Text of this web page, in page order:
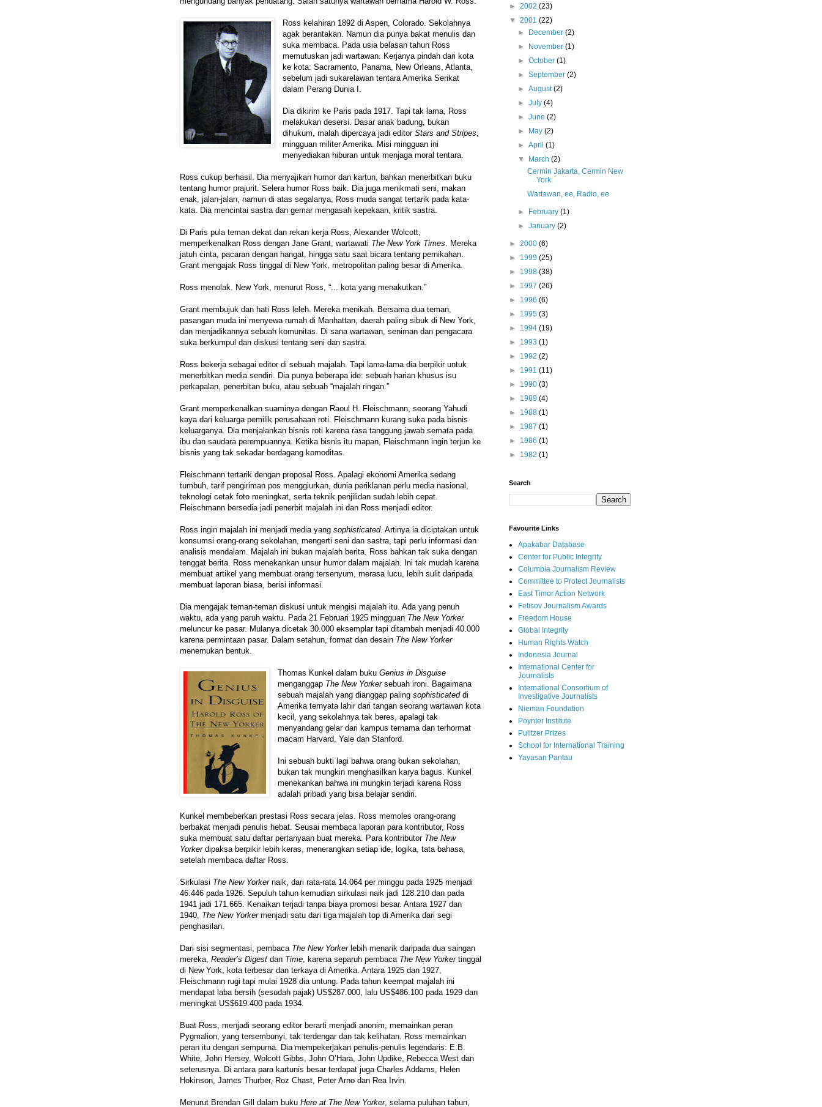
Ross kelahiran 1892 di Aspen, Colorado. Sekolahnya
agak berantakan. Namun dia punya bakat menulis dan
suka membaca. Pada usia belasan tahun Ross
memutuskan jadi wartawan. Kerjanya pindah dari kota
ke kota: Sacramento, Panama, New Orleans, Atlanta,
sebelum jadi sukarelawan tentara Amerika Serikat
dalam Perang Dunia I.
Dia dikirim ke Paris pada 1917. Tapi tak lama, Ross
melakukan desersi. Dasar anak badung, bukan
dihukum, malah dipercaya jadi editorStars and Stripes,
mingguan militer Amerika. Misi mingguan ini
menyediakan hiburan untuk menjaga moral tentara.
Ross cukup berhasil. Dia menyajikan humor dan kartun, bahkan menerbitkan buku
tentang humor prajurit. Selera humor Ross baik. Dia juga menikmati seni, makan
enak, jalan-jalan, namun di atas segalanya, Ross muda sangat tertarik pada kata-
kata. Dia mencintai sastra dan gemar mengasah kepekaan, kritik sastra.
Di Paris pula teman dekat dan rekan kerja Ross, Alexander Wolcott,
memperkenalkan Ross dengan Jane Grant, wartawati The New York Times. Mereka
jatuh cinta, pacaran dengan hangat, hingga satu saat bicara tentang pernikahan.
Grant mengajak Ross tinggal di New York, metropolitan paling besar di Amerika.
Ross menolak. New York, menurut Ross, “... kota yang menakutkan.”
Grant membujuk dan hati Ross leleh. Mereka menikah. Bersama dua teman,
pasangan muda ini menyewa rumah di Manhattan, daerah paling sibuk di New York,
dan menjadikannya sebuah komunitas. Di sana wartawan, seniman dan pengacara
suka berkumpul dan diskusi tentang seni dan sastra.
Ross bekerja sebagai editor di sebuah majalah. Tapi lama-lama dia berpikir untuk
menerbitkan media sendiri. Dia punya beberapa ide: sebuah harian khusus isu
perkapalan, penerbitan buku, atau sebuah “majalah ringan.”
Grant memperkenalkan suaminya dengan Raoul H. Fleischmann, seorang Yahudi
kaya dari keluarga pemilik perusahaan roti. Fleischmann kurang suka pada bisnis
keluarganya. Dia menjalankan bisnis roti karena rasa tanggung jawab semata pada
ibu dan saudara perempuannya. Ketika bisnis itu mapan, Fleischmann ingin terjun ke
bisnis yang tak sekadar berdagang komoditas.
Fleischmann tertarik dengan proposal Ross. Apalagi ekonomi Amerika sedang
tumbuh, tarif pengiriman pos menggiurkan, dunia periklanan perlu media nasional,
teknologi cetak foto meningkat, serta teknik penjilidan sudah lebih cepat.
Fleischmann bersedia jadi penerbit majalah ini dan Ross menjadi editor.
Ross ingin majalah ini menjadi media yang sophisticated. Artinya ia diciptakan untuk
konsumsi orang-orang sekolahan, mengerti seni dan sastra, tapi perlu informasi dan
analisis mendalam. Majalah ini bukan majalah berita. Ross bahkan tak suka dengan
tenggat berita. Ross menekankan unsur humor dalam majalah. Ini tak mudah karena
membuat artikel yang membuat orang tersenyum, merasa lucu, lebih sulit daripada
membuat laporan biasa, berisi informasi.
Dia mengajak teman-teman diskusi untuk mengisi majalah itu. Ada yang penuh
waktu, ada yang paruh waktu. Pada 21 Februari 1925 mingguan The New Yorker
meluncur ke pasar. Mulanya dicetak 30.000 eksemplar tapi ditambah menjadi 40.000
karena permintaan pasar. Dalam setahun, format dan desain The New Yorker
menemukan bentuk.
Thomas Kunkel dalam bukuGenius in Disguise
menganggap The New Yorkersebuah ironi. Bagaimana
sebuah majalah yang dianggap palingsophisticateddi
Amerika ternyata lahir dari tangan seorang wartawan kota
kecil, yang sekolahnya tak beres, apalagi tak
menyandang gelar dari kampus ternama dan terhormat
macam Harvard, Yale dan Stanford.
Ini sebuah bukti lagi bahwa orang bukan sekolahan,
bukan tak mungkin menghasilkan karya bagus. Kunkel
menekankan bahwa ini mungkin terjadi karena Ross
adalah pribadi yang bisa belajar sendiri.
Kunkel membeberkan prestasi Ross secara jelas. Ross memoles orang-orang
berbakat menjadi penulis hebat. Seusai membaca laporan para kontributor, Ross
suka membuat satu daftar pertanyaan buat mereka. Para kontributor The New
Yorker dipaksa berpikir lebih keras, menerangkan setiap ide, logika, tata bahasa,
setelah membaca daftar Ross.
Sirkulasi The New Yorker naik, dari rata-rata 14.064 per minggu pada 1925 menjadi
46.446 pada 1926. Sepuluh tahun kemudian sirkulasi naik jadi 128.210 dan pada
1941 jadi 171.665. Kenaikan terjadi tanpa biaya promosi besar. Antara 1927 dan
1940, The New Yorker menjadi satu dari tiga majalah top di Amerika dari segi
penghasilan.
Dari sisi segmentasi, pembaca The New Yorker lebih menarik daripada dua saingan
mereka, Reader’s Digest dan Time, karena separuh pembaca The New Yorker tinggal
di New York, kota terbesar dan terkaya di Amerika. Antara 1925 dan 1927,
Fleischmann rugi tapi mulai 1928 dia untung. Pada tahun keempat majalah ini
mendapat laba bersih (sesudah pajak) US$287.000, lalu US$486.100 pada 1929 dan
meningkat US$619.400 pada 1934.
Buat Ross, menjadi seorang editor berarti menjadi anonim, memainkan peran
Pygmalion, yang tersembunyi, tak terdengar dan tak kelihatan. Ross memainkan
peran itu dengan sempurna. Dia mempekerjakan penulis-penulis legendaris: E.B.
White, John Hersey, Wolcott Gibbs, John O’Hara, John Updike, Rebecca West dan
seterusnya. Di antara para kartunis besar terdapat juga Charles Addams, Helen
Hokinson, James Thurber, Roz Chast, Peter Arno dan Rea Irvin.
Menurut Brendan Gill dalam buku Here at The New Yorker, selama puluhan tahun,
► 2002 (23)
▼ 2001 (22)
►
December(2)
►
November(1)
►October(1)
►September(2)
►August(2)
►July(4)
►June(2)
►
May(2)
►April(1)
▼
March(2)
Cermin Jakarta, Cermin New
York
Wartawan, ee, Radio, ee
► February(1)
►January(2)
► 2000 (6)
► 1999 (25)
► 1998 (38)
► 1997 (26)
► 1996 (6)
► 1995 (3)
► 1994 (19)
► 1993 (1)
► 1992 (2)
► 1991 (11)
► 1990 (3)
► 1989 (4)
► 1988 (1)
► 1987 (1)
► 1986 (1)
► 1982 (1)
Search
Favourite Links
Apakabar Database
Center for Public Integrity
Columbia Journalism Review
Committee to Protect Journalists
East Timor Action Network
Fetisov Journalism Awards
Freedom House
Global Integrity
Human Rights Watch
Indonesia Journal
International Center for
Journalists
International Consortium of
Investigative Journalists
Nieman Foundation
Poynter Institute
Pulitzer Prizes
School for International Training
Yayasan Pantau